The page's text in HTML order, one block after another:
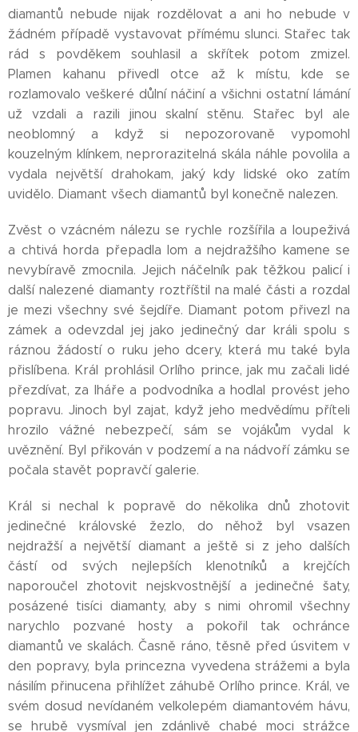
diamantů nebude nijak rozdělovat a ani ho nebude v
žádném případě vystavovat přímému slunci. Stařec tak
rád s povděkem souhlasil a skřítek potom zmizel.
Plamen kahanu přivedl otce až k místu, kde se
rozlamovalo veškeré důlní náčiní a všichni ostatní lámání
už vzdali a razili jinou skalní stěnu. Stařec byl ale
neoblomný a když si nepozorovaně vypomohl
kouzelným klínkem, neprorazitelná skála náhle povolila a
vydala největší drahokam, jaký kdy lidské oko zatím
uvidělo. Diamant všech diamantů byl konečně nalezen.
Zvěst o vzácném nálezu se rychle rozšířila a loupeživá
a chtivá horda přepadla lom a nejdražšího kamene se
nevybíravě zmocnila. Jejich náčelník pak těžkou palicí i
další nalezené diamanty roztříštil na malé části a rozdal
je mezi všechny své šejdíře. Diamant potom přivezl na
zámek a odevzdal jej jako jedinečný dar králi spolu s
ráznou žádostí o ruku jeho dcery, která mu také byla
přislíbena. Král prohlásil Orlího prince, jak mu začali lidé
přezdívat, za lháře a podvodníka a hodlal provést jeho
popravu. Jinoch byl zajat, když jeho medvědímu příteli
hrozilo vážné nebezpečí, sám se vojákům vydal k
uvěznění. Byl přikován v podzemí a na nádvoří zámku se
počala stavět popravčí galerie.
Král si nechal k popravě do několika dnů zhotovit
jedinečné královské žezlo, do něhož byl vsazen
nejdražší a největší diamant a ještě si z jeho dalších
částí od svých nejlepších klenotníků a krejčích
naporoučel zhotovit nejskvostnější a jedinečné šaty,
posázené tisíci diamanty, aby s nimi ohromil všechny
narychlo pozvané hosty a pokořil tak ochránce
diamantů ve skalách. Časně ráno, těsně před úsvitem v
den popravy, byla princezna vyvedena strážemi a byla
násilím přinucena přihlížet záhubě Orlího prince. Král, ve
svém dosud nevídaném velkolepém diamantovém hávu,
se hrubě vysmíval jen zdánlivě chabé moci strážce